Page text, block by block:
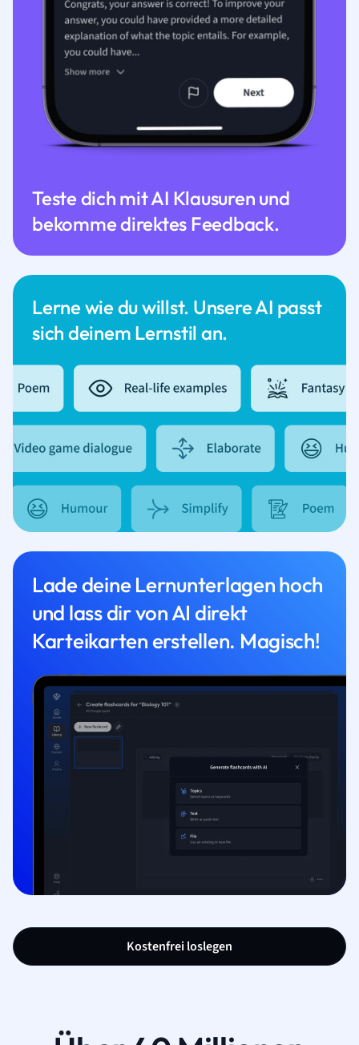
Lerne wie du willst. Unsere AI passt
sich deinem Lernstil an.
Teste dich mit AI Klausuren und
bekomme direktes Feedback.
Lade deine Lernunterlagen hoch
und lass dir von AI direkt
Karteikarten erstellen. Magisch!
Kostenfrei loslegen